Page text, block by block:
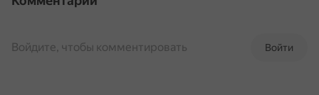
Войти
Войдите, чтобы комментировать